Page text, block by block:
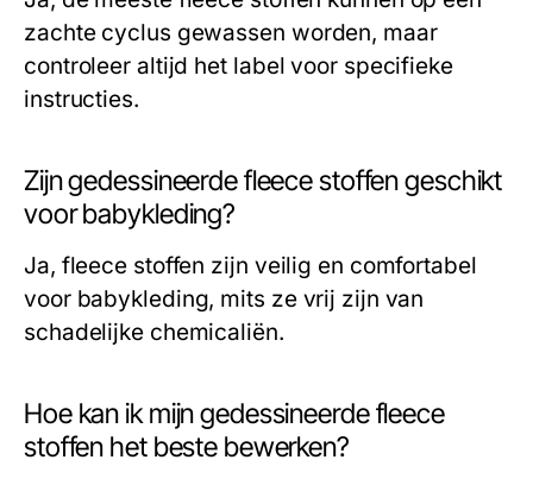
zachte cyclus gewassen worden, maar
controleer altijd het label voor specifieke
instructies.
Zijn gedessineerde fleece stoffen geschikt
voor babykleding?
Ja, fleece stoffen zijn veilig en comfortabel
voor babykleding, mits ze vrij zijn van
schadelijke chemicaliën.
Hoe kan ik mijn gedessineerde fleece
stoffen het beste bewerken?